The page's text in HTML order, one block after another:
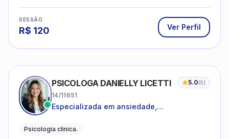
SESSÃO
R$ 120 Ver Perfil
PSICOLOGA DANIELLY LICETTI 5.0(5)
14/11651
Especializada em ansiedade,
Psicologia clinica.